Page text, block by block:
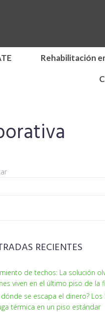
Rehabilitación
RECIENTES
de techos: La solución
viven en el último piso de la
dónde se escapa el dinero?
térmica en un piso estándar